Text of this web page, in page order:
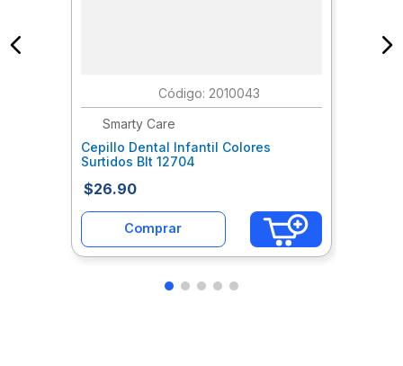
: 2010043
Smarty Care
Cepillo Dental Infantil Colores
Surtidos Blt 12704
$26.90
Comprar